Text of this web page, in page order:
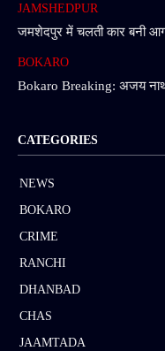
JAMSHEDPUR
जमशेदपुर में चलती कार बनी आग
BOKARO
Bokaro Breaking: अजय नाथ
CATEGORIES
NEWS
BOKARO
CRIME
RANCHI
DHANBAD
CHAS
JAAMTADA